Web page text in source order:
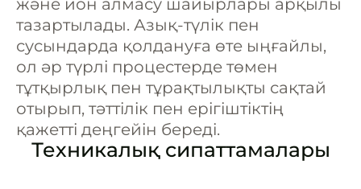
және ион алмасу шайырлары арқылы
тазартылады. Азық-түлік пен
сусындарда қолдануға өте ыңғайлы,
ол әр түрлі процестерде төмен
тұтқырлық пен тұрақтылықты сақтай
отырып, тәттілік пен ерігіштіктің
қажетті деңгейін береді.
Техникалық сипаттамалары